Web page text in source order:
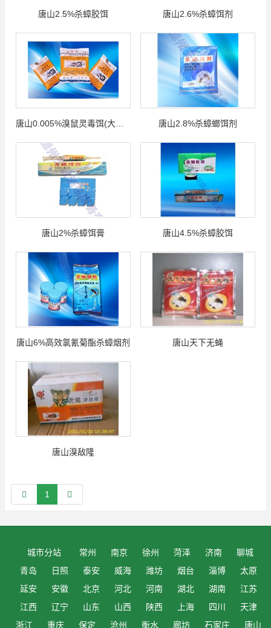
唐山2.5%杀蟑胶饵 唐山2.6%杀蟑饵剂
唐山2.8%杀蟑螂饵剂
唐山2%杀蟑饵膏 唐山4.5%杀蟑胶饵
唐山6%高效氯氰菊酯杀蟑烟剂 唐山天下无蝇
唐山溴敌隆
1
城市分站 常州 南京 徐州 菏泽 济南
聊城
青岛
日照 泰安 威海 潍坊 烟台 淄博
太原
延安
安徽 北京 河北 河南 湖北 湖南
江苏
江西
辽宁 山东 山西 陕西 上海 四川
天津
浙江
重庆 保定 沧州 衡水 廊坊 石家庄 唐山